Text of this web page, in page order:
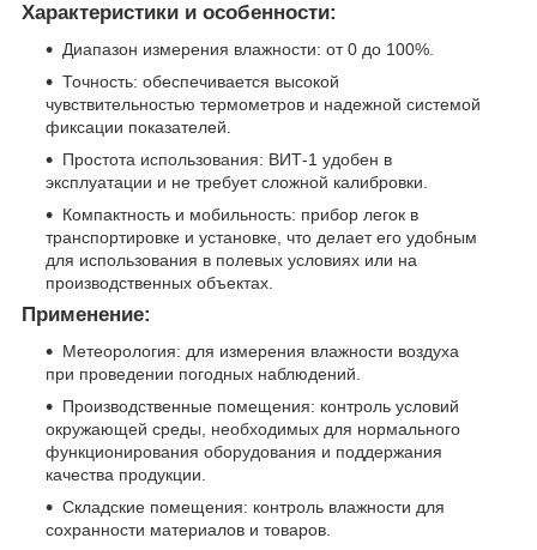
Характеристики и особенности:
Диапазон измерения влажности: от 0 до 100%.
Точность: обеспечивается высокой
чувствительностью термометров и надежной системой
фиксации показателей.
Простота использования: ВИТ-1 удобен в
эксплуатации и не требует сложной калибровки.
Компактность и мобильность: прибор легок в
транспортировке и установке, что делает его удобным
для использования в полевых условиях или на
производственных объектах.
Применение:
Метеорология: для измерения влажности воздуха
при проведении погодных наблюдений.
Производственные помещения: контроль условий
окружающей среды, необходимых для нормального
функционирования оборудования и поддержания
качества продукции.
Складские помещения: контроль влажности для
сохранности материалов и товаров.